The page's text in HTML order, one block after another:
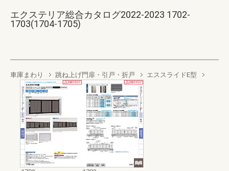
エクステリア総合カタログ2022-2023 1702-
1703(1704-1705)
車庫まわり 跳ね上げ門扉・引戸・折戸 エススライドE型